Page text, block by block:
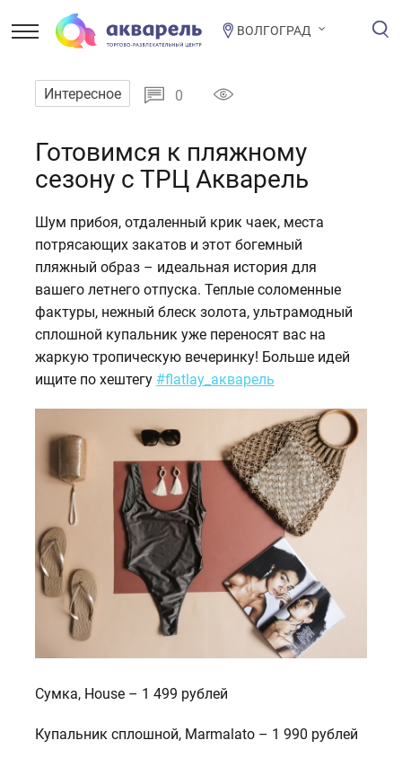
ВОЛГОГРАД
Интересное 0
Готовимся к пляжному
сезону с ТРЦ Акварель
Шум прибоя, отдаленный крик чаек, места
потрясающих закатов и этот богемный
пляжный образ – идеальная история для
вашего летнего отпуска. Теплые соломенные
фактуры, нежный блеск золота, ультрамодный
сплошной купальник уже переносят вас на
жаркую тропическую вечеринку! Больше идей
ищите по хештегу #flatlay_акварель
Сумка, House – 1 499 рублей
Купальник сплошной, Marmalato – 1 990 рублей